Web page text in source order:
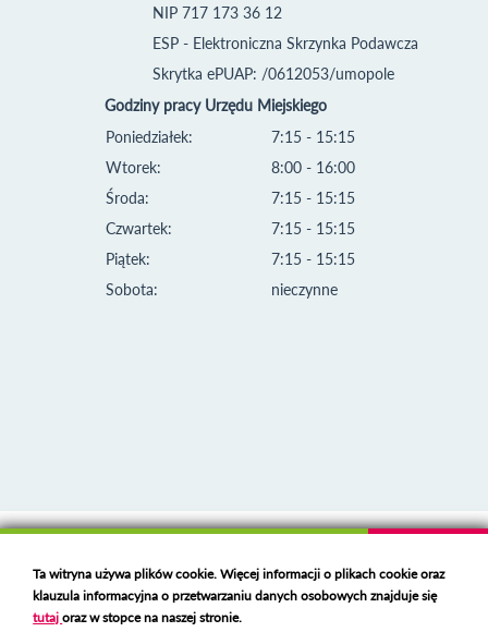
NIP 717 173 36 12
ESP - Elektroniczna Skrzynka Podawcza
Skrytka ePUAP: /0612053/umopole
Godziny pracy Urzędu Miejskiego
Poniedziałek:
Wtorek:
Środa:
Czwartek:
Piątek:
Sobota:
7:15 - 15:15
8:00 - 16:00
7:15 - 15:15
7:15 - 15:15
7:15 - 15:15
nieczynne
Deklaracja dostępności
Polski serwer RBL
https://polspam.pl/
Ta witryna używa plików cookie. Więcej informacji o plikach cookie oraz
klauzula informacyjna o przetwarzaniu danych osobowych znajduje się
tutajoraz w stopce na naszej stronie.